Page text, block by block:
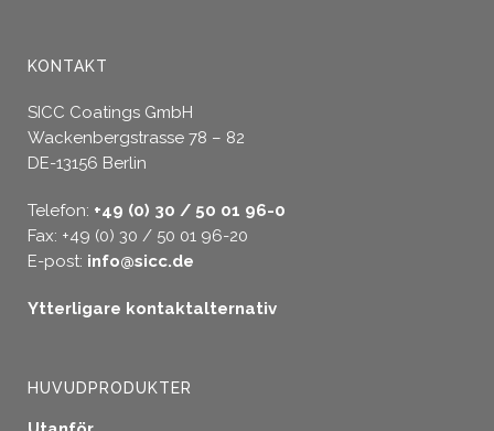
KONTAKT
SICC Coatings GmbH
Wackenbergstrasse 78 – 82
DE-13156 Berlin
Telefon: +49 (0) 30 / 50 01 96-0
Fax: +49 (0) 30 / 50 01 96-20
E-post: info@sicc.de
Ytterligare kontaktalternativ
HUVUDPRODUKTER